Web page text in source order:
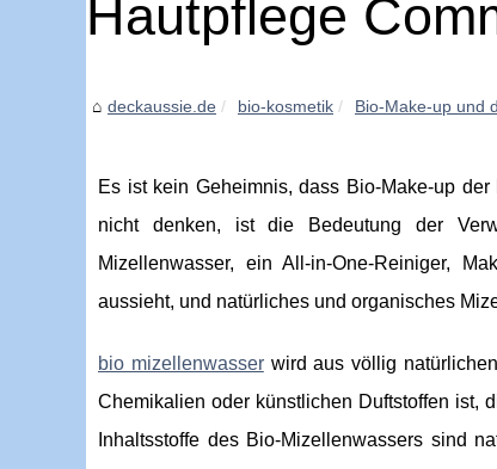
Hautpflege
deckaussie.de bio-kosmetik Bio-Make-up und
Es ist kein Geheimnis, dass Bio-Make-up
nicht denken, ist die Bedeutung der
Mizellenwasser, ein All-in-One-Reiniger,
aussieht, und natürliches und organisches
bio mizellenwasserwird aus völlig
Chemikalien oder künstlichen Duftstoffen ist,
Inhaltsstoffe des Bio-Mizellenwassers sind